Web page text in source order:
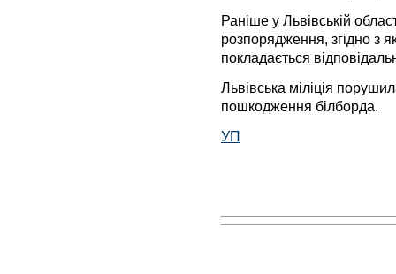
Раніше у Львівській
розпорядження, згідно з
покладається
Львівська міліція
пошкодження білборда.
УП